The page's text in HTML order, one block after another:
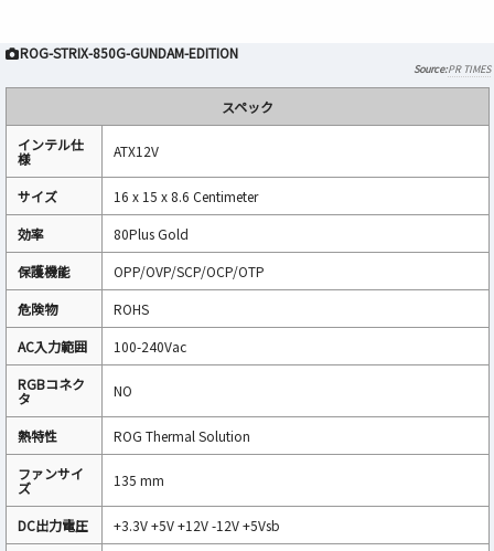
ROG-STRIX-850G-GUNDAM-EDITION
PR TIMES
スペック
インテル仕
様 ATX12V
サイズ
16 x 15 x 8.6 Centimeter
効率
80Plus Gold
保護機能
OPP/OVP/SCP/OCP/OTP
危険物
ROHS
AC入力範囲
100-240Vac
RGBコネク
タ NO
熱特性
ROG Thermal Solution
ファンサイ
ズ 135 mm
DC出力電圧 +3.3V +5V +12V -12V +5Vsb